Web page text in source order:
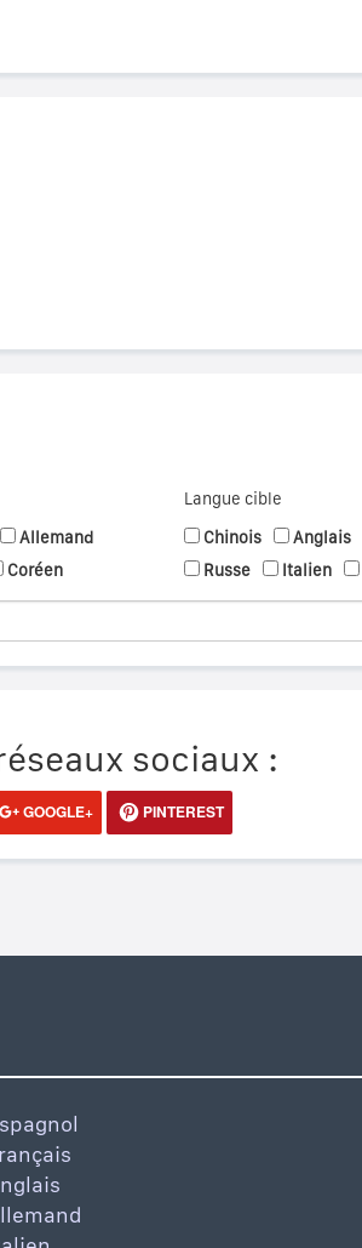
Allemand
Coréen
Langue cible
Chinois
Anglais
Russe
Italien
sociaux :
GOOGLE+ PINTEREST